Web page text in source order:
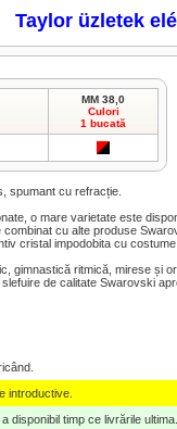
Taylor üzletek
MM 38,0
Culori
1 bucată
spumant cu refracție.
o mare varietate este
cu alte produse
cristal impodobita cu
gimnastică ritmică, mirese și
de calitate Swarovski
introductive.
disponibil timp ce livrările ultima.